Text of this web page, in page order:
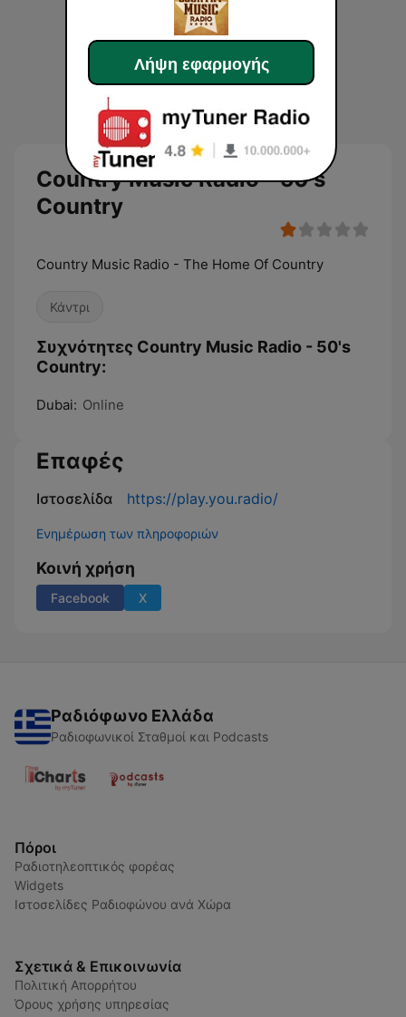
Country Music Radio - 50's
Country
Country Music Radio - The Home Of Country
Κάντρι
Συχνότητες Country Music Radio - 50's
Country:
Dubai: Online
Επαφές
Ιστοσελίδα https://play.you.radio/
Ενημέρωση των πληροφοριών
Κοινή χρήση
Facebook X
Ραδιόφωνο Ελλάδα
Ραδιοφωνικοί Σταθμοί και Podcasts
Πόροι
Ραδιοτηλεοπτικός φορέας
Widgets
Ιστοσελίδες Ραδιοφώνου ανά Χώρα
Σχετικά & Επικοινωνία
Πολιτική Απορρήτου
Όρους χρήσης υπηρεσίας
Λήψη εφαρμογής